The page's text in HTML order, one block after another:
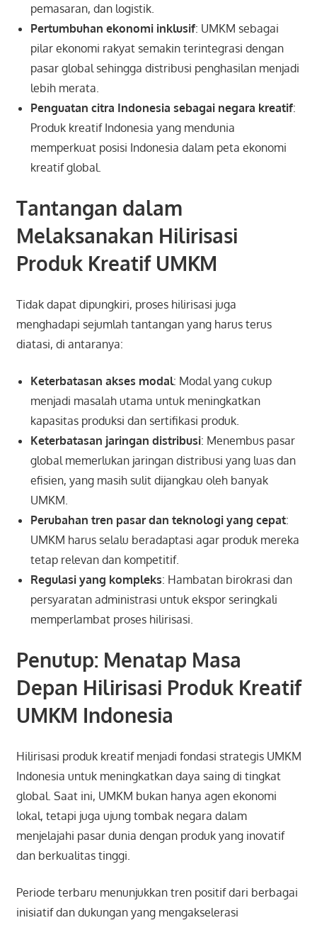
pemasaran, dan logistik.
Pertumbuhan ekonomi inklusif: UMKM sebagai
pilar ekonomi rakyat semakin terintegrasi dengan
pasar global sehingga distribusi penghasilan menjadi
lebih merata.
Penguatan citra Indonesia sebagai negara kreatif:
Produk kreatif Indonesia yang mendunia
memperkuat posisi Indonesia dalam peta ekonomi
kreatif global.
Tantangan dalam
Melaksanakan Hilirisasi
Produk Kreatif UMKM
Tidak dapat dipungkiri, proses hilirisasi juga
menghadapi sejumlah tantangan yang harus terus
diatasi, di antaranya:
Keterbatasan akses modal: Modal yang cukup
menjadi masalah utama untuk meningkatkan
kapasitas produksi dan sertifikasi produk.
Keterbatasan jaringan distribusi: Menembus pasar
global memerlukan jaringan distribusi yang luas dan
efisien, yang masih sulit dijangkau oleh banyak
UMKM.
Perubahan tren pasar dan teknologi yang cepat:
UMKM harus selalu beradaptasi agar produk mereka
tetap relevan dan kompetitif.
Regulasi yang kompleks: Hambatan birokrasi dan
persyaratan administrasi untuk ekspor seringkali
memperlambat proses hilirisasi.
Penutup: Menatap Masa
Depan Hilirisasi Produk Kreatif
UMKM Indonesia
Hilirisasi produk kreatif menjadi fondasi strategis UMKM
Indonesia untuk meningkatkan daya saing di tingkat
global. Saat ini, UMKM bukan hanya agen ekonomi
lokal, tetapi juga ujung tombak negara dalam
menjelajahi pasar dunia dengan produk yang inovatif
dan berkualitas tinggi.
Periode terbaru menunjukkan tren positif dari berbagai
inisiatif dan dukungan yang mengakselerasi